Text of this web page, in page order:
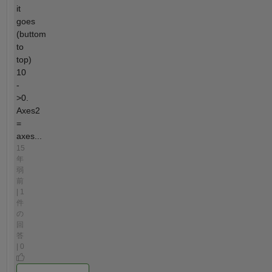
it
goes
(buttom
to
top)
10
-
>0.
Axes2
=
axes...
15
年
弱
前
| 1
件
の
回
答
| 0